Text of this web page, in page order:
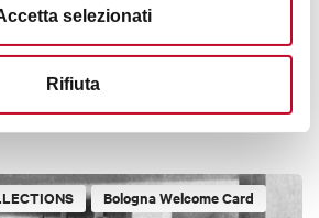
selezionati
Rifiuta
BOLOGNA
Bologna Welcome Card